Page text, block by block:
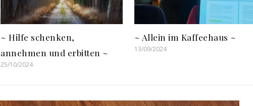
~ Hilfe schenken,
annehmen und erbitten ~
25/10/2024
~ Allein im Kaffeehaus ~
13/09/2024